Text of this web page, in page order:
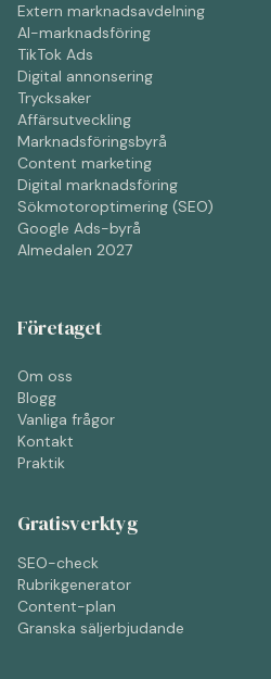
Extern marknadsavdelning
AI-marknadsföring
TikTok Ads
Digital annonsering
Trycksaker
Affärsutveckling
Marknadsföringsbyrå
Content marketing
Digital marknadsföring
Sökmotoroptimering (SEO)
Google Ads-byrå
Almedalen 2027
Företaget
Om oss
Blogg
Vanliga frågor
Kontakt
Praktik
Gratisverktyg
SEO-check
Rubrikgenerator
Content-plan
Granska säljerbjudande